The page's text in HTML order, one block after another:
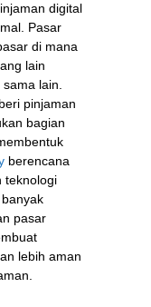
Pasar
di mana
lain
lain.
pinjaman
bagian
berencana
teknologi
pasar
lebih aman